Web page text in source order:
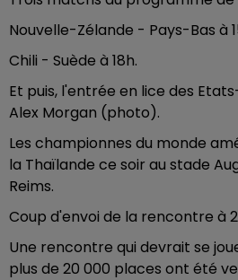
Nouvelle-Zélande - Pays-Bas à
Chili - Suède à 18h.
Et puis, l'entrée en lice des
Alex Morgan (photo).
Les championnes du monde
la Thaïlande ce soir au stade
Reims.
Coup d'envoi de la rencontre à
Une rencontre qui devrait se
plus de 20 000 places ont été